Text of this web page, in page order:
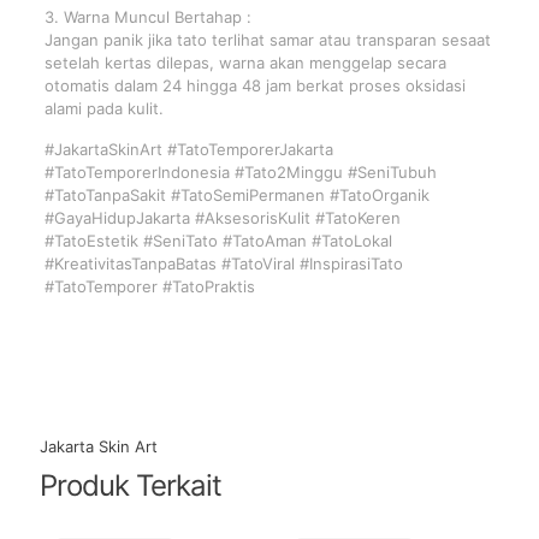
3. Warna Muncul Bertahap :
Jangan panik jika tato terlihat samar atau transparan sesaat
setelah kertas dilepas, warna akan menggelap secara
otomatis dalam 24 hingga 48 jam berkat proses oksidasi
alami pada kulit.
#JakartaSkinArt #TatoTemporerJakarta
#TatoTemporerIndonesia #Tato2Minggu #SeniTubuh
#TatoTanpaSakit #TatoSemiPermanen #TatoOrganik
#GayaHidupJakarta #AksesorisKulit #TatoKeren
#TatoEstetik #SeniTato #TatoAman #TatoLokal
#KreativitasTanpaBatas #TatoViral #InspirasiTato
#TatoTemporer #TatoPraktis
Jakarta Skin Art
Produk Terkait